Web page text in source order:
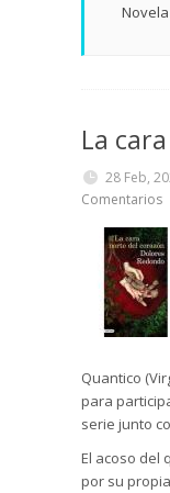
La
28 Feb,
Comentarios
Quantico
para
serie junto
El acoso del
por su